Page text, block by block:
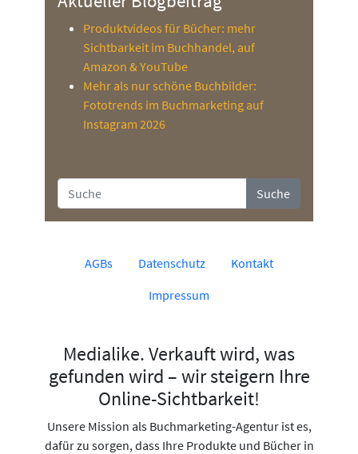
Produktvideos für Bücher: mehr
Sichtbarkeit im Buchhandel, auf
Amazon & YouTube
Mehr als nur schöne Buchbilder:
Fototrends im Buchmarketing auf
Instagram 2026
Suche
AGBs Datenschutz
Kontakt
Impressum
Medialike. Verkauft wird, was
gefunden wird – wir steigern Ihre
Online-Sichtbarkeit!
Unsere Mission als Buchmarketing-Agentur ist es,
dafür zu sorgen, dass Ihre Produkte und Bücher in